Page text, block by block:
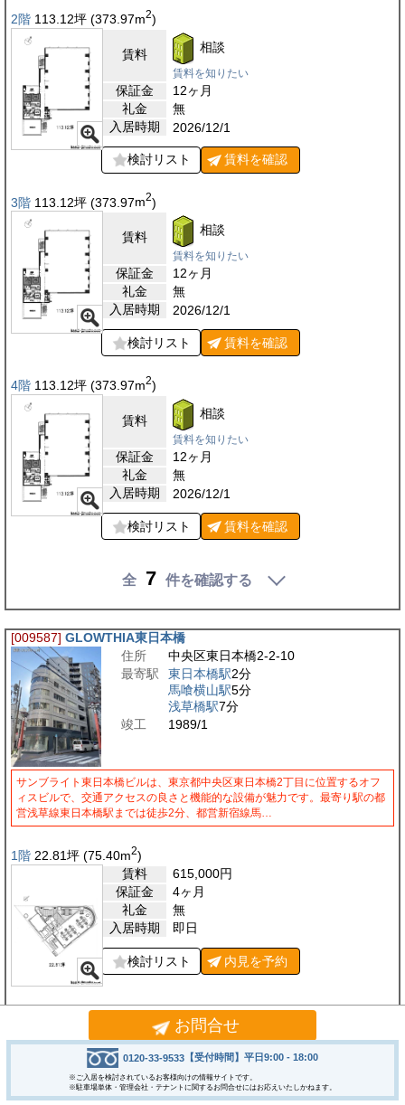
2階 113.12坪 (373.97m2)
賃料 相談
賃料を知りたい
保証金
12ヶ月
礼金
無
入居時期
2026/12/1
検討リスト 賃料を確認
3階 113.12坪 (373.97m2)
賃料 相談
賃料を知りたい
保証金
12ヶ月
礼金
無
入居時期
2026/12/1
検討リスト 賃料を確認
4階 113.12坪 (373.97m2)
賃料 相談
賃料を知りたい
保証金
12ヶ月
礼金
無
入居時期
2026/12/1
検討リスト 賃料を確認
全 7 件を確認する
[009587] GLOWTHIA東日本橋
住所
中央区東日本橋2-2-10
最寄駅
東日本橋駅2分
馬喰横山駅5分
浅草橋駅7分
竣工
1989/1
サンブライト東日本橋ビルは、東京都中央区東日本橋2丁目に位置するオフ
ィスビルで、交通アクセスの良さと機能的な設備が魅力です。最寄り駅の都
営浅草線東日本橋駅までは徒歩2分、都営新宿線馬…
1階 22.81坪 (75.40m2)
賃料
615,000円
保証金
4ヶ月
礼金
無
入居時期
即日
検討リスト 内見を予約
2
700,000円
保証金
4ヶ月
礼金
無
入居時期
相談
お問合せ
0120-33-9533 【受付時間】平日9:00 - 18:00
※ご入居を検討されているお客様向けの情報サイトです。
※駐車場単体・管理会社・テナントに関するお問合せにはお応えいたしかねます。